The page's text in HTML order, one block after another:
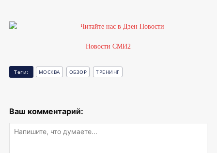
Новости СМИ2
Теги: МОСКВА ОБЗОР ТРЕНИНГ
Ваш комментарий: